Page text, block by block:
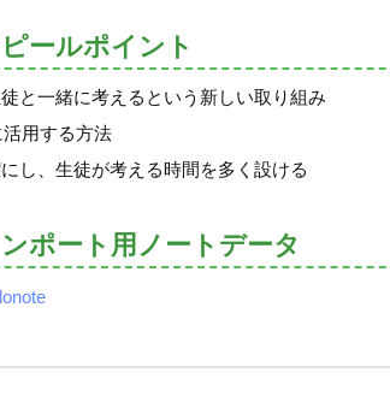
ールポイント
と一緒に考えるという新しい取り組み
用する方法
し、生徒が考える時間を多く設ける
ポート用ノートデータ